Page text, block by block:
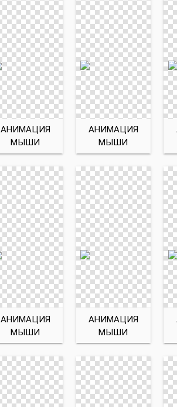
АНИМАЦИЯ
МЫШИ
АНИМАЦИЯ
МЫШИ
АНИМАЦИЯ
МЫШИ
АНИМАЦИЯ
МЫШИ